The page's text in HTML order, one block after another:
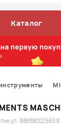
Каталог
888880025659